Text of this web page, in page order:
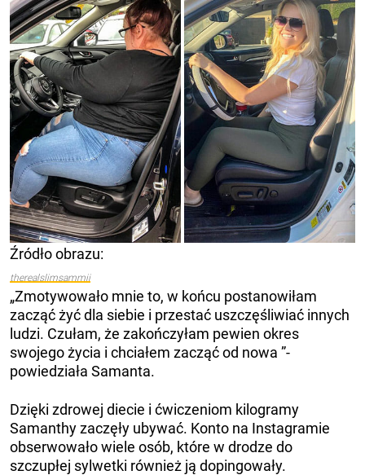
Źródło obrazu:
therealslimsammii
„Zmotywowało mnie to, w końcu postanowiłam
zacząć żyć dla siebie i przestać uszczęśliwiać innych
ludzi. Czułam, że zakończyłam pewien okres
swojego życia i chciałem zacząć od nowa ”-
powiedziała Samanta.
Dzięki zdrowej diecie i ćwiczeniom kilogramy
Samanthy zaczęły ubywać. Konto na Instagramie
obserwowało wiele osób, które w drodze do
szczupłej sylwetki również ją dopingowały.